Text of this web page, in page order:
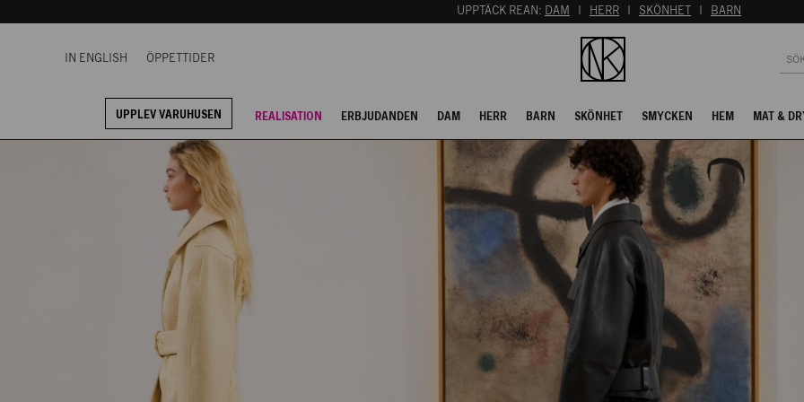
UPPTÄCK REAN: DAM HERR SKÖNHET BARN
IN ENGLISH ÖPPETTIDER
UPPLEV VARUHUSEN REALISATION ERBJUDANDEN DAM HERR BARN SKÖNHET SMYCKEN HEM MAT &